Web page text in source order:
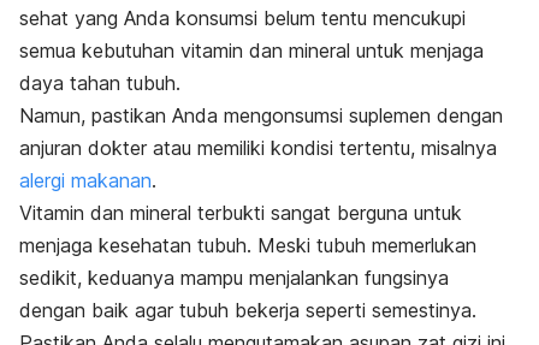
sehat yang Anda konsumsi belum tentu mencukupi
semua kebutuhan vitamin dan mineral untuk menjaga
daya tahan tubuh.
Namun, pastikan Anda mengonsumsi suplemen dengan
anjuran dokter atau memiliki kondisi tertentu, misalnya
alergi makanan.
Vitamin dan mineral terbukti sangat berguna untuk
menjaga kesehatan tubuh. Meski tubuh memerlukan
sedikit, keduanya mampu menjalankan fungsinya
dengan baik agar tubuh bekerja seperti semestinya.